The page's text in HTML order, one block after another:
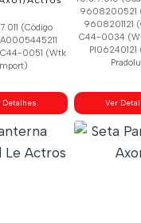
(Código
0051 (Wtk
Import)
Detalhes
9608200521
9608201121
C44-0034
Pl06240121
Ver